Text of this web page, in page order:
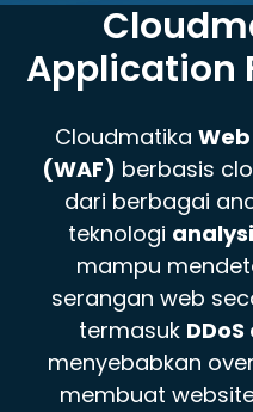
Application
Cloudmatika
(WAF) berbasis
dari berbagai
teknologi
mampu
serangan web
termasuk
menyebabkan
membuat